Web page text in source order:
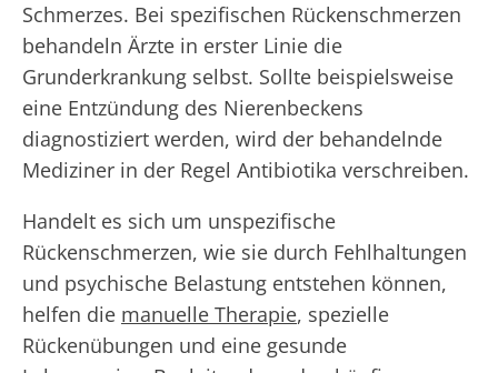
Schmerzes. Bei spezifischen Rückenschmerzen
behandeln Ärzte in erster Linie die
Grunderkrankung selbst. Sollte beispielsweise
eine Entzündung des Nierenbeckens
diagnostiziert werden, wird der behandelnde
Mediziner in der Regel Antibiotika verschreiben.
Handelt es sich um unspezifische
Rückenschmerzen, wie sie durch Fehlhaltungen
und psychische Belastung entstehen können,
helfen die manuelle Therapie, spezielle
Rückenübungen und eine gesunde